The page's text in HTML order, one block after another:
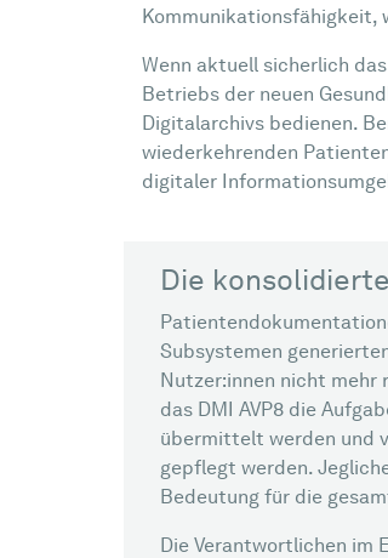
Kommunikationsfähigkeit,
Wenn aktuell sicherlich
Betriebs der neuen
Digitalarchivs bedienen.
wiederkehrenden
digitaler
Die
Subsystemen
Nutzer:innen nicht
das DMI AVP8 die
übermittelt werden und
gepflegt werden.
Bedeutung für die
Die Verantwortlichen im